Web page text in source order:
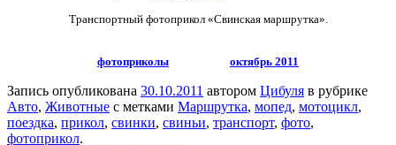
Транспортный фотоприкол «Свинская маршрутка».
фотоприколы октябрь 2011
Запись опубликована 30.10.2011 автором Цибуля в рубрике
Авто, Животные с метками Маршрутка, мопед, мотоцикл,
поездка, прикол, свинки, свиньи, транспорт, фото,
фотоприкол.